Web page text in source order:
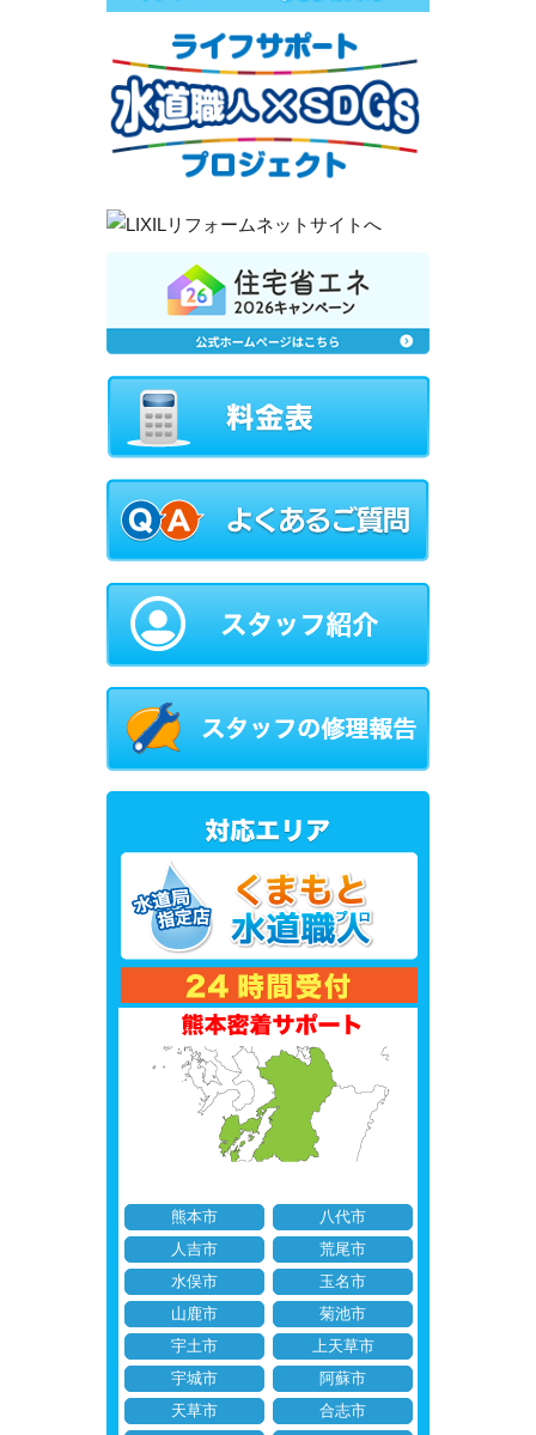
熊本市
八代市
人吉市
荒尾市
水俣市
玉名市
山鹿市
菊池市
宇土市
上天草市
宇城市
阿蘇市
天草市
合志市